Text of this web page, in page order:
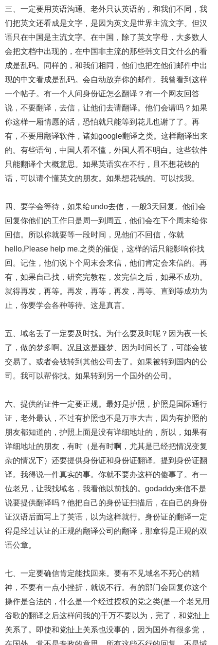
三、一定要用英语沟通。老外只认英语的，和我们不同，我
们把英文还看成是文字，是因为英文是世界主流文字。但汉
语只在中国是主流文字。在中国，除了英文字母，大多数人
会把文档中出现的，在中国非主流的那些韩文日文什么的看
成是乱码。同样的，和我们相同，他们也把在他们邮件中出
现的中文看成是乱码。会自动放弃你的邮件。我曾看到这样
一个帖子。有一个人问身份证怎么翻译？有一个网友回答
说，不要翻译，去信，让他们去请翻译。他们会请吗？如果
你这样一厢情愿的话，恐怕就只能等到花儿也谢了了。再
有，不要用翻译软件，诸如google翻译之类。这样翻译出来
的。有些语句，中国人看不懂，外国人看不明白。这些软件
只能翻译个大概意思。如果英语实在不行，且不想花钱的
话，可以请个懂英文的朋友。如果想花钱的。可以找我。
四、要学会等待，如果给undo去信，一般3天回复。他们会
回复你他们的工作日是周一到周五，他们会在下个周末给你
回信。所以你就要等一段时间，见他们不回信，你就
hello,Please help me.之类的催促，这样的话只能影响你找
回。记住，他们说下个周末会来信，他们肯定会来信的。再
有，如果自己找，研究完教程，发完信之后，如果不成功。
就得再发，再等。再发，再等，再发，再等。直到等成功为
止，你要学会各种等待。这是真言。
五、域名丢了一定要及时找。为什么要及时呢？因为夜一长
了，做的梦多啊。况且这是噩梦、因为时间长了，可能会被
交易了。或者会被转到其他公司去了。如果被转到国内的公
司。我可以帮你找。如果转到另一个国外的公司。
六、提供的证件一定要正规。最好是护照，护照是国际通行
证，老外最认，不过有护照也不是万事大吉，因为有护照的
朋友都知道的，护照上面是没有详细地址的，所以，如果有
详细地址的朋友，有时（是有时啊，尤其是已经把情况变复
杂的情况下）还要提供身份证和身份证翻译。提到身份证翻
译。我得说一件真实的事。你就不要办这样的傻事了。有一
位老兄，让我找域名，我看他以前找的。godaddy来信不是
说要提供翻译吗？他把自己的身份证扫描后，在自己的身份
证汉语后面写上了英语，以为这样就行。身份证的翻译一定
得是经过认证的正规的翻译公司的翻译，那章得是正规的双
语公章。
七、一定要确信肯定能找回来。要有不见域名不死心的精
神，不要有一点小挫折，就说不行。有的部门会回复你这个
操作是合法的，什么是一个经过授权的党之类(是一个老兄用
谷歌的翻译之后这样问我的)千万不要以为，完了，和党扯上
关系了。即使和党扯上关系也没事的，因为国外有很多党，